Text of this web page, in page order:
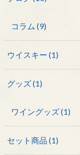
コラム (9)
ウイスキー (1)
グッズ(1)
ワイングッズ(1)
セット商品 (1)